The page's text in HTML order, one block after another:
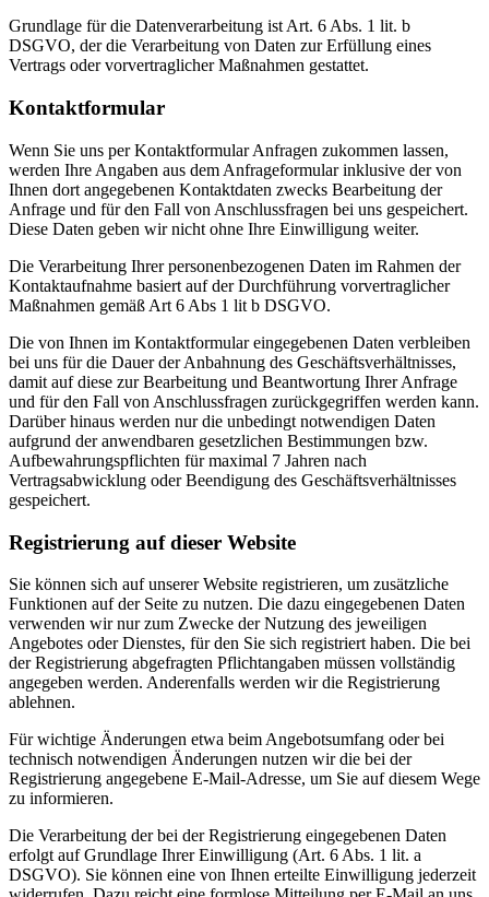
Grundlage für die Datenverarbeitung ist Art. 6 Abs. 1 lit. b
DSGVO, der die Verarbeitung von Daten zur Erfüllung eines
Vertrags oder vorvertraglicher Maßnahmen gestattet.
Kontaktformular
Wenn Sie uns per Kontaktformular Anfragen zukommen lassen,
werden Ihre Angaben aus dem Anfrageformular inklusive der von
Ihnen dort angegebenen Kontaktdaten zwecks Bearbeitung der
Anfrage und für den Fall von Anschlussfragen bei uns gespeichert.
Diese Daten geben wir nicht ohne Ihre Einwilligung weiter.
Die Verarbeitung Ihrer personenbezogenen Daten im Rahmen der
Kontaktaufnahme basiert auf der Durchführung vorvertraglicher
Maßnahmen gemäß Art 6 Abs 1 lit b DSGVO.
Die von Ihnen im Kontaktformular eingegebenen Daten verbleiben
bei uns für die Dauer der Anbahnung des Geschäftsverhältnisses,
damit auf diese zur Bearbeitung und Beantwortung Ihrer Anfrage
und für den Fall von Anschlussfragen zurückgegriffen werden kann.
Darüber hinaus werden nur die unbedingt notwendigen Daten
aufgrund der anwendbaren gesetzlichen Bestimmungen bzw.
Aufbewahrungspflichten für maximal 7 Jahren nach
Vertragsabwicklung oder Beendigung des Geschäftsverhältnisses
gespeichert.
Registrierung auf dieser Website
Sie können sich auf unserer Website registrieren, um zusätzliche
Funktionen auf der Seite zu nutzen. Die dazu eingegebenen Daten
verwenden wir nur zum Zwecke der Nutzung des jeweiligen
Angebotes oder Dienstes, für den Sie sich registriert haben. Die bei
der Registrierung abgefragten Pflichtangaben müssen vollständig
angegeben werden. Anderenfalls werden wir die Registrierung
ablehnen.
Für wichtige Änderungen etwa beim Angebotsumfang oder bei
technisch notwendigen Änderungen nutzen wir die bei der
Registrierung angegebene E-Mail-Adresse, um Sie auf diesem Wege
zu informieren.
Die Verarbeitung der bei der Registrierung eingegebenen Daten
erfolgt auf Grundlage Ihrer Einwilligung (Art. 6 Abs. 1 lit. a
DSGVO). Sie können eine von Ihnen erteilte Einwilligung jederzeit